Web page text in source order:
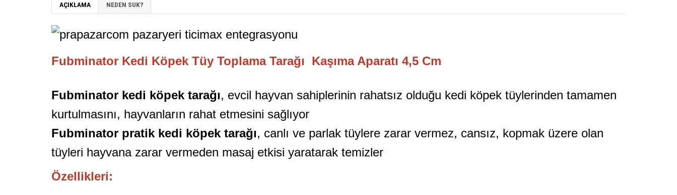
AÇIKLAMA NEDEN SUK?
Fubminator Kedi Köpek Tüy Toplama Tarağı Kaşıma Aparatı 4,5 Cm
Fubminator kedi köpek tarağı, evcil hayvan sahiplerinin rahatsız olduğu kedi köpek tüylerinden tamamen
kurtulmasını, hayvanların rahat etmesini sağlıyor
Fubminator pratik kedi köpek tarağı, canlı ve parlak tüylere zarar vermez, cansız, kopmak üzere olan
tüyleri hayvana zarar vermeden masaj etkisi yaratarak temizler
Özellikleri: